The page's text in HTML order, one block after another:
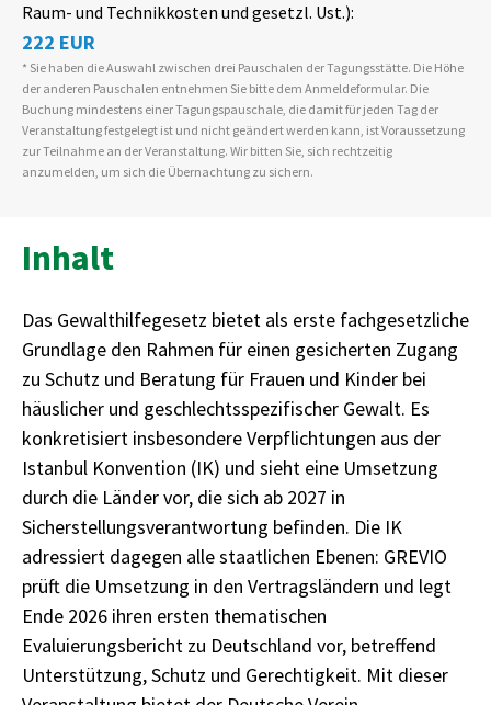
Inhalt
Das Gewalthilfegesetz bietet als erste fachgesetzliche
Grundlage den Rahmen für einen gesicherten Zugang
zu Schutz und Beratung für Frauen und Kinder bei
häuslicher und geschlechtsspezifischer Gewalt. Es
konkretisiert insbesondere Verpflichtungen aus der
Istanbul Konvention (IK) und sieht eine Umsetzung
durch die Länder vor, die sich ab 2027 in
Sicherstellungsverantwortung befinden. Die IK
adressiert dagegen alle staatlichen Ebenen: GREVIO
prüft die Umsetzung in den Vertragsländern und legt
Ende 2026 ihren ersten thematischen
Evaluierungsbericht zu Deutschland vor, betreffend
Unterstützung, Schutz und Gerechtigkeit. Mit dieser
Raum- und Technikkosten und gesetzl. Ust.):
222 EUR
* Sie haben die Auswahl zwischen drei Pauschalen der Tagungsstätte. Die Höhe
der anderen Pauschalen entnehmen Sie bitte dem Anmeldeformular. Die
Buchung mindestens einer Tagungspauschale, die damit für jeden Tag der
Veranstaltung festgelegt ist und nicht geändert werden kann, ist Voraussetzung
zur Teilnahme an der Veranstaltung. Wir bitten Sie, sich rechtzeitig
anzumelden, um sich die Übernachtung zu sichern.